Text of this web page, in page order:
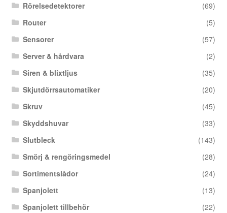
Rörelsedetektorer
(69)
Router
(5)
Sensorer
(57)
Server & hårdvara
(2)
Siren & blixtljus
(35)
Skjutdörrsautomatiker
(20)
Skruv
(45)
Skyddshuvar
(33)
Slutbleck
(143)
Smörj & rengöringsmedel
(28)
Sortimentslådor
(24)
Spanjolett
(13)
Spanjolett tillbehör
(22)